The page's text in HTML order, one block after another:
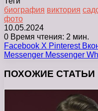
биография виктория
фото
10.05.2024
0 Время чтения: 2 мин.
Facebook X Pinterest
Messenger Messenger
ПОХОЖИЕ СТАТЬИ